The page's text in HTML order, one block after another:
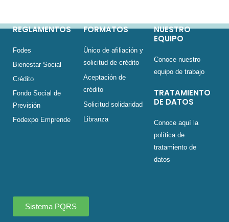
REGLAMENTOS
Fodes
Bienestar Social
Crédito
Fondo Social de
Previsión
Fodexpo Emprende
FORMATOS
Único de afiliación y
solicitud de crédito
Aceptación de
crédito
Solicitud solidaridad
Libranza
NUESTRO
EQUIPO
Conoce nuestro
equipo de trabajo
TRATAMIENTO
DE DATOS
Conoce aquí la
política de
tratamiento de
datos
Sistema PQRS